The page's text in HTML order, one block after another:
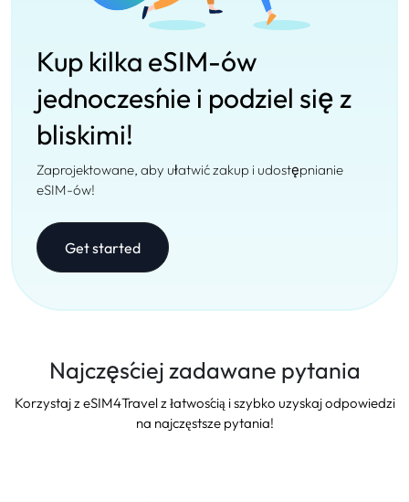
Kup kilka eSIM-ów
jednocześnie i podziel się z
bliskimi!
Zaprojektowane, aby ułatwić zakup i udostępnianie
eSIM-ów!
Get started
Najczęściej zadawane pytania
Korzystaj z eSIM4Travel z łatwością i szybko uzyskaj odpowiedzi
na najczęstsze pytania!